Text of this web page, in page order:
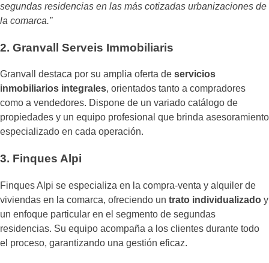
segundas residencias en las más cotizadas urbanizaciones de
la comarca.”
2. Granvall Serveis Immobiliaris
Granvall destaca por su amplia oferta de servicios
inmobiliarios integrales, orientados tanto a compradores
como a vendedores. Dispone de un variado catálogo de
propiedades y un equipo profesional que brinda asesoramiento
especializado en cada operación.
3. Finques Alpi
Finques Alpi se especializa en la compra-venta y alquiler de
viviendas en la comarca, ofreciendo un trato individualizado y
un enfoque particular en el segmento de segundas
residencias. Su equipo acompaña a los clientes durante todo
el proceso, garantizando una gestión eficaz.